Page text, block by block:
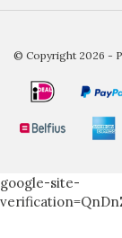
© Copyright 2026 -
google-site-